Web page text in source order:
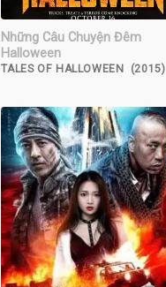
Những Câu Chuyện Đêm
Halloween
TALES OF HALLOWEEN (2015)